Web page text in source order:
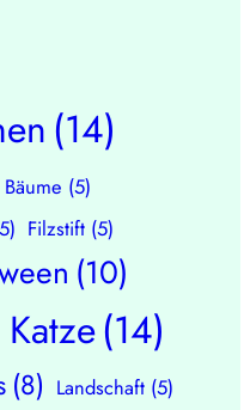
(14)
Bäume (5)
Filzstift (5)
(10)
Katze(14)
(8) Landschaft (5)